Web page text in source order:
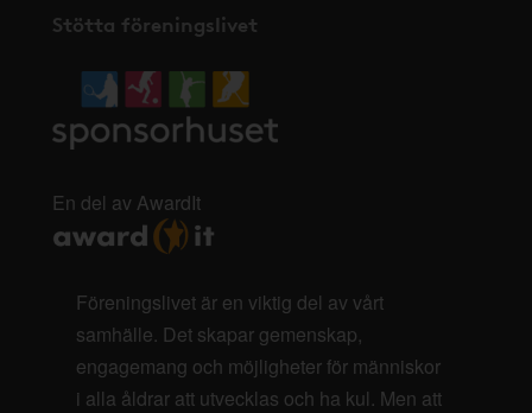
Stötta föreningslivet
En del av AwardIt
Föreningslivet är en viktig del av vårt
samhälle. Det skapar gemenskap,
engagemang och möjligheter för människor
i alla åldrar att utvecklas och ha kul. Men att